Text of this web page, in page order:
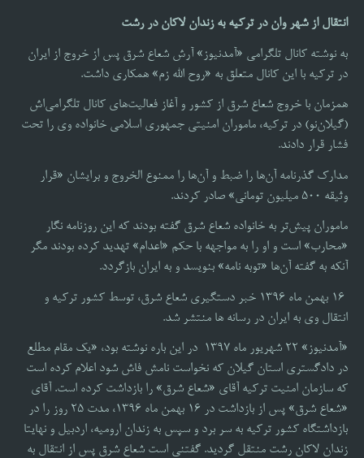
انتقال از شهر وان در ترکیه به زندان لاکان در رشت
به نوشته کانال تلگرامی «آمدنیوز» آرش شعاع شرق پس از خروج از ایران
در ترکیه با این کانال متعلق به «روح الله زم» همکاری داشت.
همزمان با خروج شعاع شرق از کشور و آغاز فعالیت‌های کانال تلگرامی‌اش
(گیلان‌نو) در ترکیه، ماموران امنیتی جمهوری اسلامی خانواده وی را تحت
فشار قرار دادند.
مدارک گذرنامه آن‌ها را ضبط و آن‌ها را ممنوع الخروج و برایشان «قرار
وثیقه ۵۰۰ میلیون تومانی» صادر کردند.
ماموران پیش‌تر به خانواده شعاع شرق گفته بودند که این روزنامه نگار
«محارب» است و او را به مواجهه با حکم «اعدام» تهدید کرده بودند مگر
آنکه به گفته آن‌ها «توبه نامه‌» بنویسد و به ایران بازگردد.
16 بهمن ماه 1396 خبر دستگیری شعاع شرق، توسط کشور ترکیه و
انتقال وی به ایران در رسانه ها منتشر شد.
«آمدنیوز» 22 شهریور ماه 1397 در این باره نوشته بود، «یک مقام مطلع
در دادگستری استان گیلان که نخواست نامش فاش شود اعلام کرده است
که سازمان امنیت ترکیه آقای «شعاع شرق» را بازداشت کرده است. آقای
«شعاع شرق» پس از بازداشت در ۱۶ بهمن‌ ماه 1396، مدت ۲۵ روز را در
بازداشتگاه کشور ترکیه به سر برد و سپس به زندان ارومیه، اردبیل و نهایتا
زندان لاکان رشت منتقل گردید. گفتنی است شعاع شرق پس از انتقال به